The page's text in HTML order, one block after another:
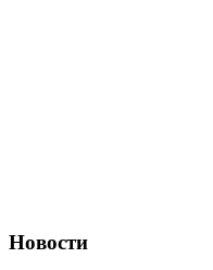
Новости